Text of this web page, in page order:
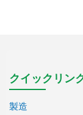
クイックリン
製造